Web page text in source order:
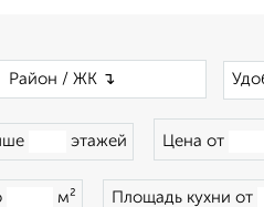
этажей Цена от
м² Площадь кухни от